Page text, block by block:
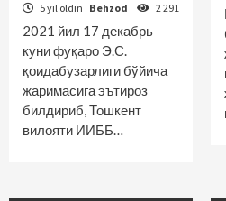
5 yil oldin Behzod 2 291
2021 йил 17 декабрь
куни фуқаро Э.С.
қоидабузарлиги бўйича
жаримасига эътироз
билдириб, Тошкент
вилояти ИИББ…